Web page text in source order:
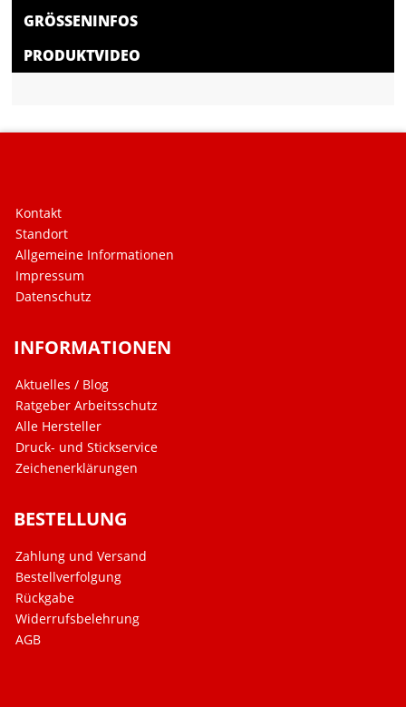
GRÖSSENINFOS
PRODUKTVIDEO
Kontakt
Standort
Allgemeine Informationen
Impressum
Datenschutz
INFORMATIONEN
Aktuelles / Blog
Ratgeber Arbeitsschutz
Alle Hersteller
Druck- und Stickservice
Zeichenerklärungen
BESTELLUNG
Zahlung und Versand
Bestellverfolgung
Rückgabe
Widerrufsbelehrung
AGB